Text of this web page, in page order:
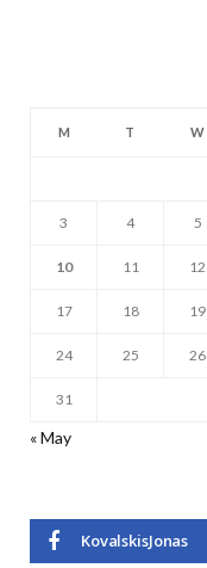
M T W
3 4 5
10 11 12
17 18 19
24 25 26
31
« May
KovalskisJonas